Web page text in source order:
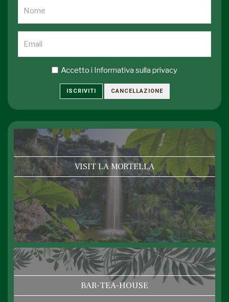
Accetto i Informativa sulla privacy
ISCRIVITI CANCELLAZIONE
VISIT LA MORTELLA
BAR-TEA-HOUSE